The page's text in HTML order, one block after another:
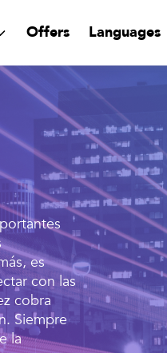
Offers Languages
es
con las
cobra
Siempre
la